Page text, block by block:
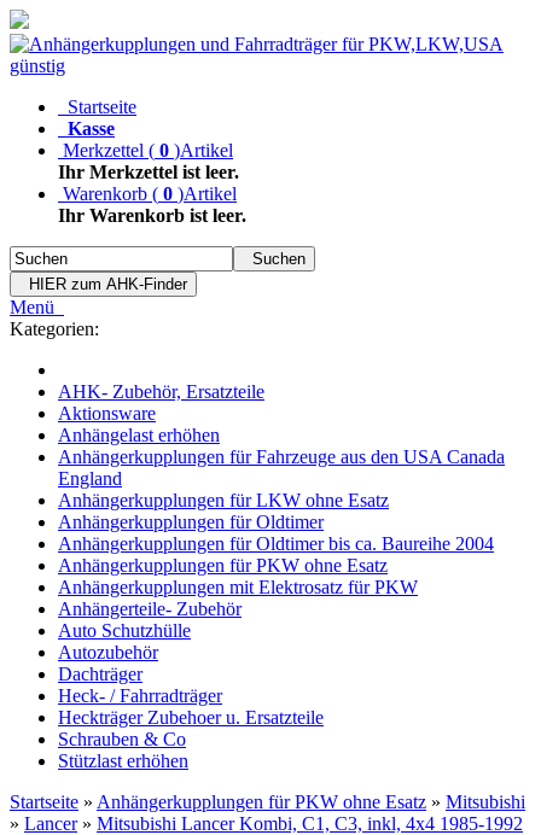
Startseite
Kasse
Merkzettel ( 0 )Artikel
Ihr Merkzettel ist leer.
Warenkorb ( 0 )Artikel
Ihr Warenkorb ist leer.
Suchen
HIER zum AHK-Finder
Menü
Kategorien:
AHK- Zubehör, Ersatzteile
Aktionsware
Anhängelast erhöhen
Anhängerkupplungen für Fahrzeuge aus den USA Canada
England
Anhängerkupplungen für LKW ohne Esatz
Anhängerkupplungen für Oldtimer
Anhängerkupplungen für Oldtimer bis ca. Baureihe 2004
Anhängerkupplungen für PKW ohne Esatz
Anhängerkupplungen mit Elektrosatz für PKW
Anhängerteile- Zubehör
Auto Schutzhülle
Autozubehör
Dachträger
Heck- / Fahrradträger
Heckträger Zubehoer u. Ersatzteile
Schrauben & Co
Stützlast erhöhen
Startseite » Anhängerkupplungen für PKW ohne Esatz » Mitsubishi
» Lancer» Mitsubishi Lancer Kombi, C1, C3, inkl, 4x4 1985-1992